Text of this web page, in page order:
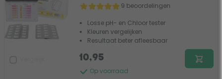
9 beoordelingen
Losse pH- en Chloor tester
Kleuren vergelijken
Resultaat beter afleesbaar
Op voorraad
10,95